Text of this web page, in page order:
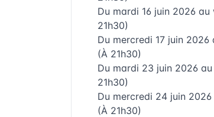
Du mardi 16 juin 2026au
21h30)
Du mercredi 17 juin 2026
(À 21h30)
Du mardi 23 juin 2026
21h30)
Du mercredi 24 juin
(À 21h30)